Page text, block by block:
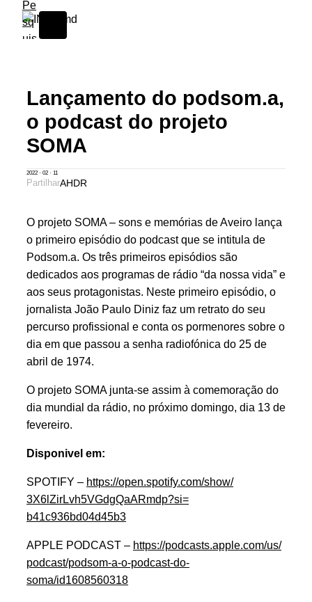
Lançamento do podsom.a,
o podcast do projeto
SOMA
2022 · 02 · 11
PartilharAHDR
O projeto SOMA – sons e memórias de Aveiro lança
o primeiro episódio do podcast que se intitula de
Podsom.a. Os três primeiros episódios são
dedicados aos programas de rádio “da nossa vida” e
aos seus protagonistas. Neste primeiro episódio, o
jornalista João Paulo Diniz faz um retrato do seu
percurso profissional e conta os pormenores sobre o
dia em que passou a senha radiofónica do 25 de
abril de 1974.
O projeto SOMA junta-se assim à comemoração do
dia mundial da rádio, no próximo domingo, dia 13 de
fevereiro.
Disponivel em:
SPOTIFY – https://open.spotify.com/show/
3X6lZirLvh5VGdgQaARmdp?si=
b41c936bd04d45b3
APPLE PODCAST – https://podcasts.apple.com/us/
podcast/podsom-a-o-podcast-do-
soma/id1608560318